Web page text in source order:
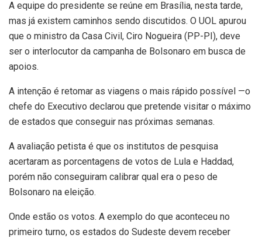
A equipe do presidente se reúne em Brasília, nesta tarde,
mas já existem caminhos sendo discutidos. O UOL apurou
que o ministro da Casa Civil, Ciro Nogueira (PP-PI), deve
ser o interlocutor da campanha de Bolsonaro em busca de
apoios.
A intenção é retomar as viagens o mais rápido possível —o
chefe do Executivo declarou que pretende visitar o máximo
de estados que conseguir nas próximas semanas.
A avaliação petista é que os institutos de pesquisa
acertaram as porcentagens de votos de Lula e Haddad,
porém não conseguiram calibrar qual era o peso de
Bolsonaro na eleição.
Onde estão os votos. A exemplo do que aconteceu no
primeiro turno, os estados do Sudeste devem receber